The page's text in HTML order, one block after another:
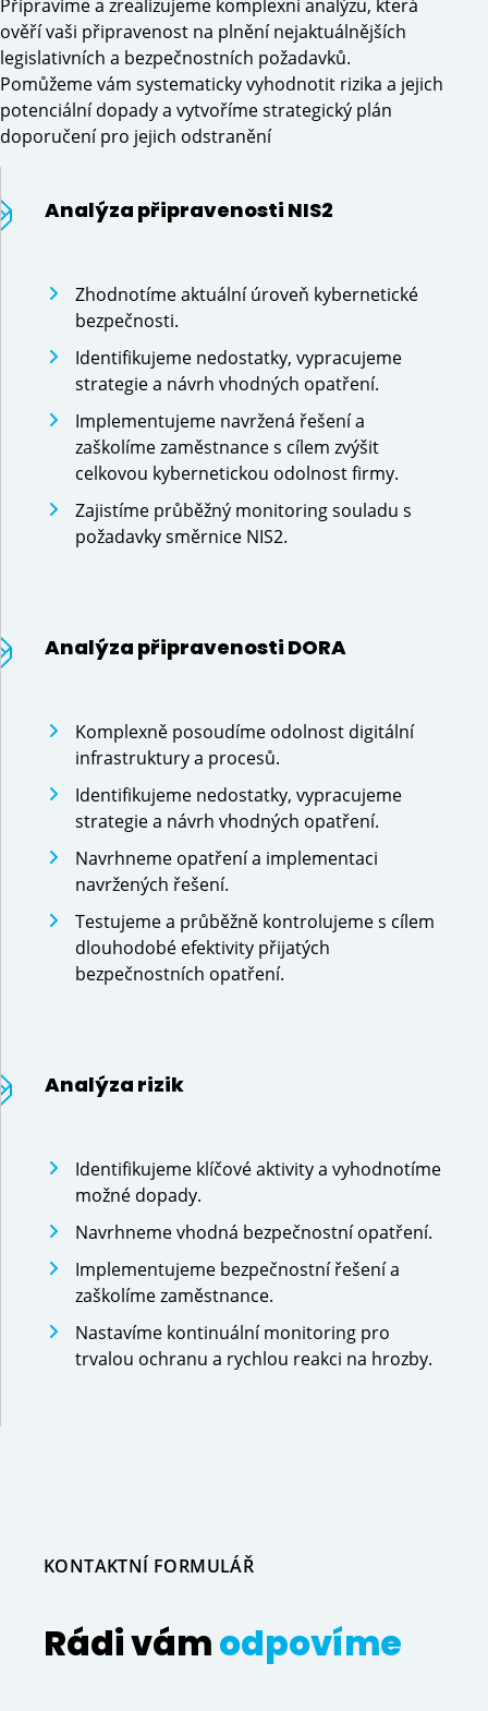
Připravíme a zrealizujeme komplexní analýzu, která
ověří vaši připravenost na plnění nejaktuálnějších
legislativních a bezpečnostních požadavků.
Pomůžeme vám systematicky vyhodnotit rizika a jejich
potenciální dopady a vytvoříme strategický plán
doporučení pro jejich odstranění
Analýza připravenosti NIS2
Zhodnotíme aktuální úroveň kybernetické
bezpečnosti.
Identifikujeme nedostatky, vypracujeme
strategie a návrh vhodných opatření.
Implementujeme navržená řešení a
zaškolíme zaměstnance s cílem zvýšit
celkovou kybernetickou odolnost firmy.
Zajistíme průběžný monitoring souladu s
požadavky směrnice NIS2.
Analýza připravenosti DORA
Komplexně posoudíme odolnost digitální
infrastruktury a procesů.
Identifikujeme nedostatky, vypracujeme
strategie a návrh vhodných opatření.
Navrhneme opatření a implementaci
navržených řešení.
Testujeme a průběžně kontrolujeme s cílem
dlouhodobé efektivity přijatých
bezpečnostních opatření.
Analýza rizik
Identifikujeme klíčové aktivity a vyhodnotíme
možné dopady.
Navrhneme vhodná bezpečnostní opatření.
Implementujeme bezpečnostní řešení a
zaškolíme zaměstnance.
Nastavíme kontinuální monitoring pro
trvalou ochranu a rychlou reakci na hrozby.
KONTAKTNÍ FORMULÁŘ
Rádi vámodpovíme
Předchozí